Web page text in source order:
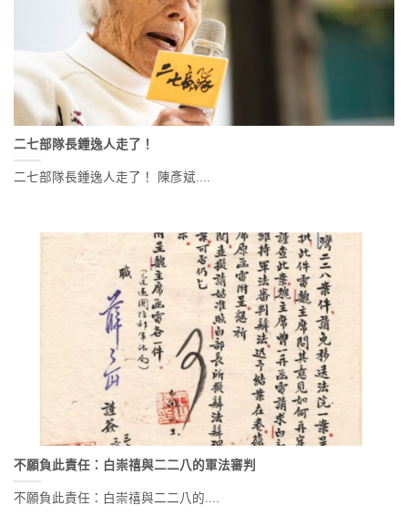
二七部隊長鍾逸人走了！
二七部隊長鍾逸人走了！ 陳彥斌....
不願負此責任：白崇禧與二二八的軍法審判
不願負此責任：白崇禧與二二八的....